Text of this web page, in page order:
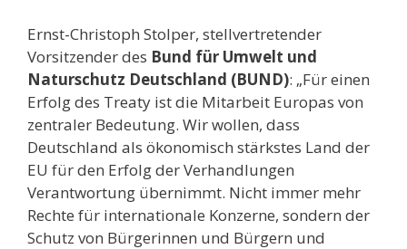
Ernst-Christoph Stolper, stellvertretender
Vorsitzender des Bund für Umwelt und
Naturschutz Deutschland (BUND): „Für einen
Erfolg des Treaty ist die Mitarbeit Europas von
zentraler Bedeutung. Wir wollen, dass
Deutschland als ökonomisch stärkstes Land der
EU für den Erfolg der Verhandlungen
Verantwortung übernimmt. Nicht immer mehr
Rechte für internationale Konzerne, sondern der
Schutz von Bürgerinnen und Bürgern und